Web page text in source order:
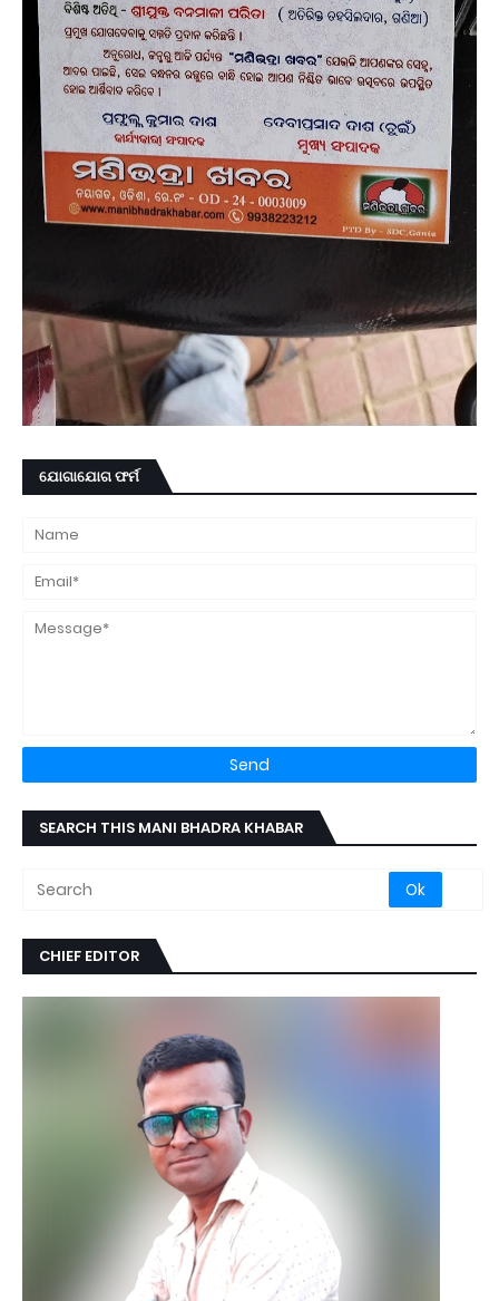
ଯୋଗାଯୋଗ ଫର୍ମ
SEARCH THIS MANI BHADRA KHABAR
CHIEF EDITOR